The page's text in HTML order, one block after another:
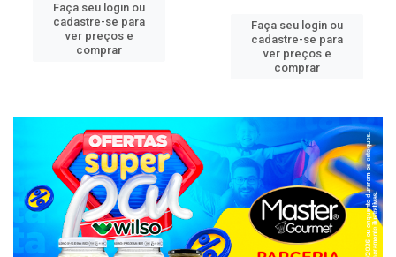
Faça seu login ou
cadastre-se para
ver preços e
comprar
Faça seu login ou
cadastre-se para
ver preços e
comprar